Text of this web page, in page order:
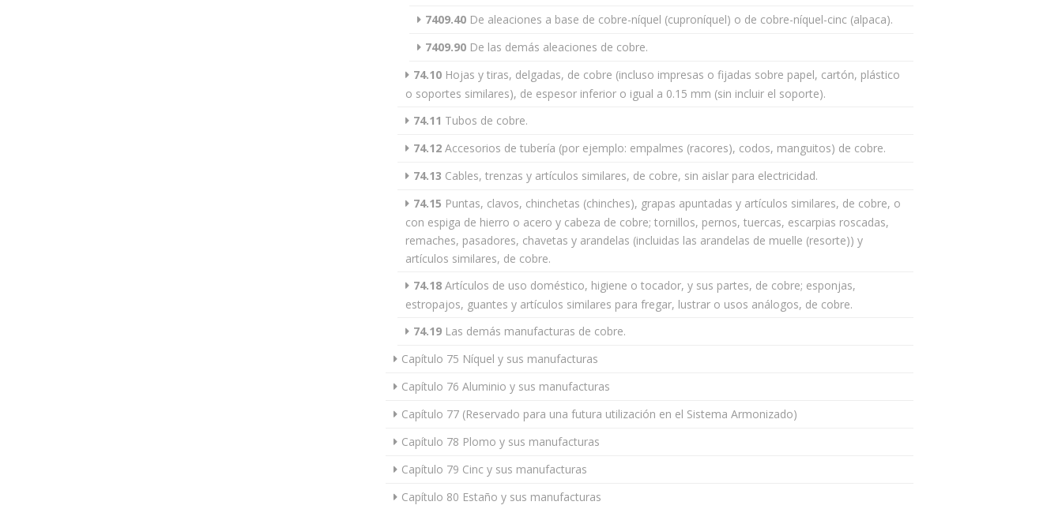
7409.40 De aleaciones a base de cobre-níquel (cuproníquel) o de cobre-níquel-cinc (alpaca).
7409.90 De las demás aleaciones de cobre.
74.10 Hojas y tiras, delgadas, de cobre (incluso impresas o fijadas sobre papel, cartón, plástico
o soportes similares), de espesor inferior o igual a 0.15 mm (sin incluir el soporte).
74.11 Tubos de cobre.
74.12 Accesorios de tubería (por ejemplo: empalmes (racores), codos, manguitos) de cobre.
74.13 Cables, trenzas y artículos similares, de cobre, sin aislar para electricidad.
74.15 Puntas, clavos, chinchetas (chinches), grapas apuntadas y artículos similares, de cobre, o
con espiga de hierro o acero y cabeza de cobre; tornillos, pernos, tuercas, escarpias roscadas,
remaches, pasadores, chavetas y arandelas (incluidas las arandelas de muelle (resorte)) y
artículos similares, de cobre.
74.18 Artículos de uso doméstico, higiene o tocador, y sus partes, de cobre; esponjas,
estropajos, guantes y artículos similares para fregar, lustrar o usos análogos, de cobre.
74.19 Las demás manufacturas de cobre.
Capítulo 75 Níquel y sus manufacturas
Capítulo 76 Aluminio y sus manufacturas
Capítulo 77 (Reservado para una futura utilización en el Sistema Armonizado)
Capítulo 78 Plomo y sus manufacturas
Capítulo 79 Cinc y sus manufacturas
Capítulo 80 Estaño y sus manufacturas